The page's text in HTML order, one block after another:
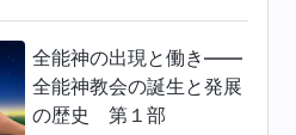
| 抜粋 221
全能神の出現と働き——
全能神教会の誕生と発展
の歴史 第１部